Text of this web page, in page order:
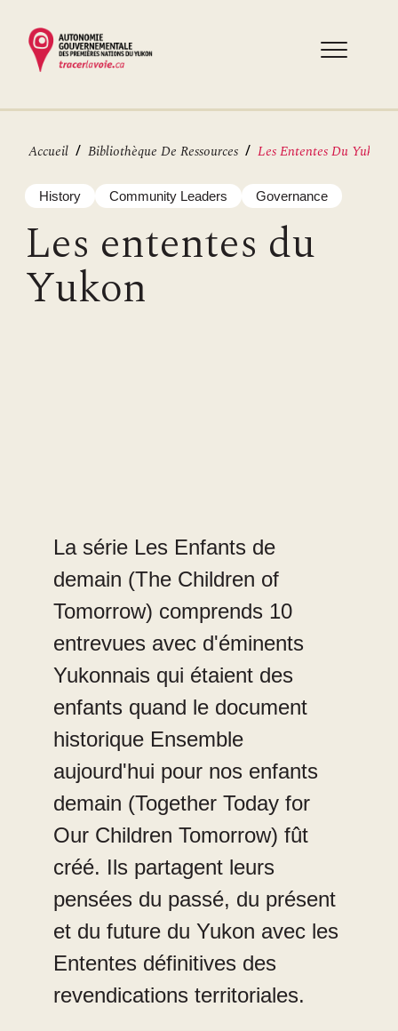
contenu
principal
Fil
d'Ariane
Accueil Bibliothèque De Ressources Les Ententes Du Yukon
History Community Leaders Governance
Les ententes du
Yukon
La série Les Enfants de
demain (The Children of
Tomorrow) comprends 10
entrevues avec d'éminents
Yukonnais qui étaient des
enfants quand le document
historique Ensemble
aujourd'hui pour nos enfants
demain (Together Today for
Our Children Tomorrow) fût
créé. Ils partagent leurs
pensées du passé, du présent
et du future du Yukon avec les
Ententes définitives des
revendications territoriales.